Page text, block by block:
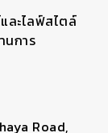
ละไลฟ์สไตล์
นการ
Road,